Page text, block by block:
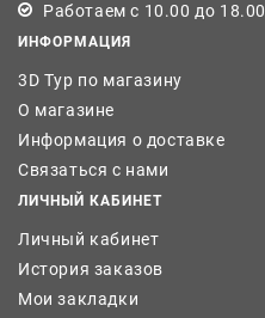
Работаем с 10.00 до 18.00
ИНФОРМАЦИЯ
3D Тур по магазину
О магазине
Информация о доставке
Связаться с нами
ЛИЧНЫЙ КАБИНЕТ
Личный кабинет
История заказов
Мои закладки